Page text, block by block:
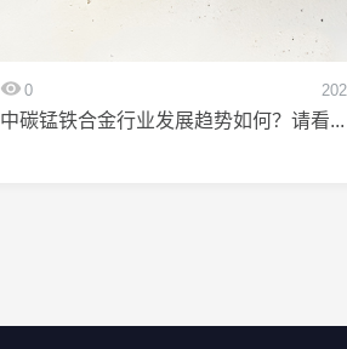
0
中碳锰铁合金行业发展趋势如何？请看...